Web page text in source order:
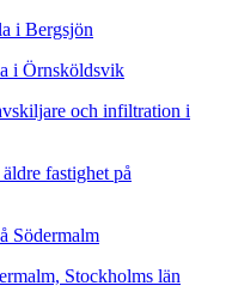
i Bergsjön
i Örnsköldsvik
och infiltration i
fastighet på
Södermalm
Stockholms län